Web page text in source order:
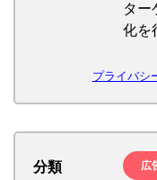
ター
化を
プライバシ
分類 広